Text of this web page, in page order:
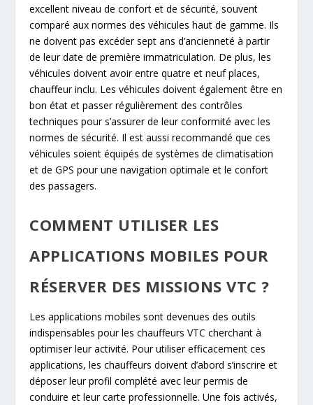
excellent niveau de confort et de sécurité, souvent
comparé aux normes des véhicules haut de gamme. Ils
ne doivent pas excéder sept ans d’ancienneté à partir
de leur date de première immatriculation. De plus, les
véhicules doivent avoir entre quatre et neuf places,
chauffeur inclu. Les véhicules doivent également être en
bon état et passer régulièrement des contrôles
techniques pour s’assurer de leur conformité avec les
normes de sécurité. Il est aussi recommandé que ces
véhicules soient équipés de systèmes de climatisation
et de GPS pour une navigation optimale et le confort
des passagers.
COMMENT UTILISER LES
APPLICATIONS MOBILES POUR
RÉSERVER DES MISSIONS VTC ?
Les applications mobiles sont devenues des outils
indispensables pour les chauffeurs VTC cherchant à
optimiser leur activité. Pour utiliser efficacement ces
applications, les chauffeurs doivent d’abord s’inscrire et
déposer leur profil complété avec leur permis de
conduire et leur carte professionnelle. Une fois activés,